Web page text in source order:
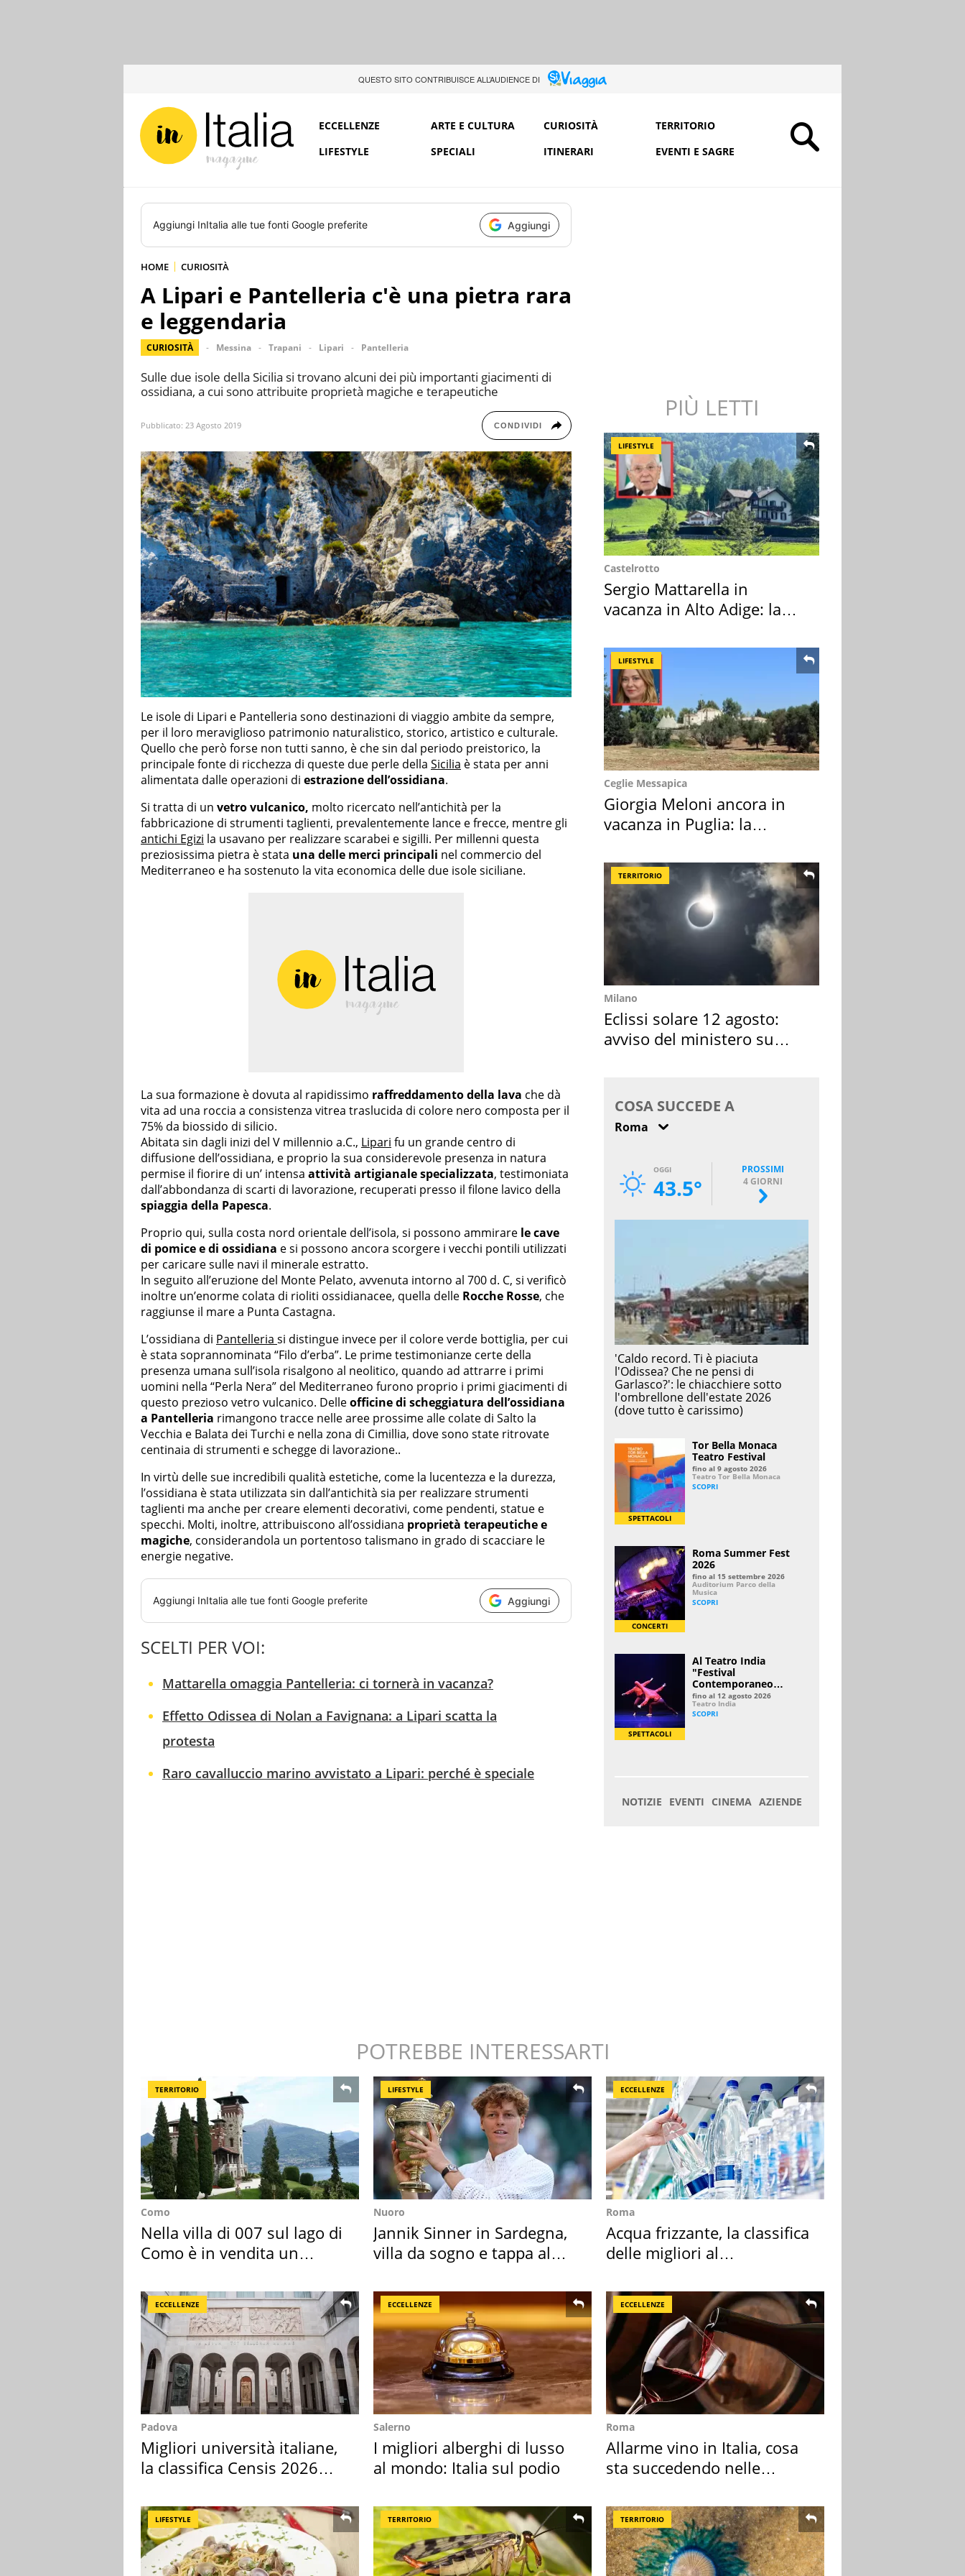
QUESTO SITO CONTRIBUISCE ALL’AUDIENCE DI
ECCELLENZE ARTE E CULTURA CURIOSITÀ
TERRITORIO
LIFESTYLE
SPECIALI ITINERARI EVENTI E SAGRE
Aggiungi InItalia alle tue fonti Google preferite Aggiungi
HOME CURIOSITÀ
A Lipari e Pantelleria c'è una pietra rara
e leggendaria
CURIOSITÀ Messina Trapani Lipari Pantelleria
Sulle due isole della Sicilia si trovano alcuni dei più importanti giacimenti di
ossidiana, a cui sono attribuite proprietà magiche e terapeutiche
Pubblicato: 23 Agosto 2019 CONDIVIDI
Le isole di Lipari e Pantelleria sono destinazioni di viaggio ambite da sempre,
per il loro meraviglioso patrimonio naturalistico, storico, artistico e culturale.
Quello che però forse non tutti sanno, è che sin dal periodo preistorico, la
principale fonte di ricchezza di queste due perle della Sicilia è stata per anni
alimentata dalle operazioni di estrazione dell’ossidiana.
Si tratta di un vetro vulcanico, molto ricercato nell’antichità per la
fabbricazione di strumenti taglienti, prevalentemente lance e frecce, mentre gli
antichi Egizi la usavano per realizzare scarabei e sigilli. Per millenni questa
preziosissima pietra è stata una delle merci principali nel commercio del
Mediterraneo e ha sostenuto la vita economica delle due isole siciliane.
La sua formazione è dovuta al rapidissimo raffreddamento della lava che dà
vita ad una roccia a consistenza vitrea traslucida di colore nero composta per il
75% da biossido di silicio.
Abitata sin dagli inizi del V millennio a.C., Lipari fu un grande centro di
diffusione dell’ossidiana, e proprio la sua considerevole presenza in natura
permise il fiorire di un’ intensa attività artigianale specializzata, testimoniata
dall’abbondanza di scarti di lavorazione, recuperati presso il filone lavico della
spiaggia della Papesca.
Proprio qui, sulla costa nord orientale dell’isola, si possono ammirare le cave
di pomice e di ossidiana e si possono ancora scorgere i vecchi pontili utilizzati
per caricare sulle navi il minerale estratto.
In seguito all’eruzione del Monte Pelato, avvenuta intorno al 700 d. C, si verificò
inoltre un’enorme colata di rioliti ossidianacee, quella delle Rocche Rosse, che
raggiunse il mare a Punta Castagna.
L’ossidiana di Pantelleria si distingue invece per il colore verde bottiglia, per cui
è stata soprannominata “Filo d’erba”. Le prime testimonianze certe della
presenza umana sull’isola risalgono al neolitico, quando ad attrarre i primi
uomini nella “Perla Nera” del Mediterraneo furono proprio i primi giacimenti di
questo prezioso vetro vulcanico. Delleofficine di scheggiatura dell’ossidiana
a Pantelleria rimangono tracce nelle aree prossime alle colate di Salto la
Vecchia e Balata dei Turchi e nella zona di Cimillia, dove sono state ritrovate
centinaia di strumenti e schegge di lavorazione..
In virtù delle sue incredibili qualità estetiche, come la lucentezza e la durezza,
l’ossidiana è stata utilizzata sin dall’antichità sia per realizzare strumenti
taglienti ma anche per creare elementi decorativi, come pendenti, statue e
specchi. Molti, inoltre, attribuiscono all’ossidiana proprietà terapeutiche e
magiche, considerandola un portentoso talismano in grado di scacciare le
energie negative.
Aggiungi InItalia alle tue fonti Google preferite Aggiungi
SCELTI PER VOI:
Mattarella omaggia Pantelleria: ci tornerà in vacanza?
Effetto Odissea di Nolan a Favignana: a Lipari scatta la
protesta
Raro cavalluccio marino avvistato a Lipari: perché è speciale
PIÙ LETTI
LIFESTYLE
Castelrotto
Sergio Mattarella in
vacanza in Alto Adige: la
LIFESTYLE
Ceglie Messapica
Giorgia Meloni ancora in
vacanza in Puglia: la
TERRITORIO
Milano
Eclissi solare 12 agosto:
avviso del ministero su
POTREBBE INTERESSARTI
TERRITORIO
Como
Nella villa di 007 sul lago di
Como è in vendita un
LIFESTYLE
Nuoro
Jannik Sinner in Sardegna,
villa da sogno e tappa al
ECCELLENZE
Roma
Acqua frizzante, la classifica
delle migliori al
ECCELLENZE
Padova
Migliori università italiane,
la classifica Censis 2026
ECCELLENZE
Salerno
I migliori alberghi di lusso
al mondo: Italia sul podio
ECCELLENZE
Roma
Allarme vino in Italia, cosa
sta succedendo nelle
LIFESTYLE TERRITORIO TERRITORIO